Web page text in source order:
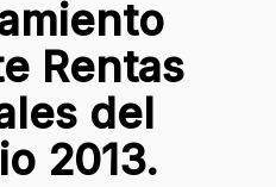
Rentas
del
2013.